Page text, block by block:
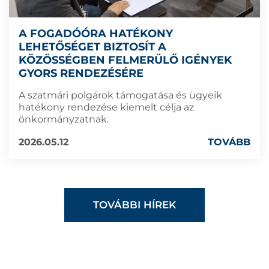
A FOGADÓÓRA HATÉKONY
LEHETŐSÉGET BIZTOSÍT A
KÖZÖSSÉGBEN FELMERÜLŐ IGÉNYEK
GYORS RENDEZÉSÉRE
A szatmári polgárok támogatása és ügyeik
hatékony rendezése kiemelt célja az
önkormányzatnak.
2026.05.12
TOVÁBB
TOVÁBBI HÍREK